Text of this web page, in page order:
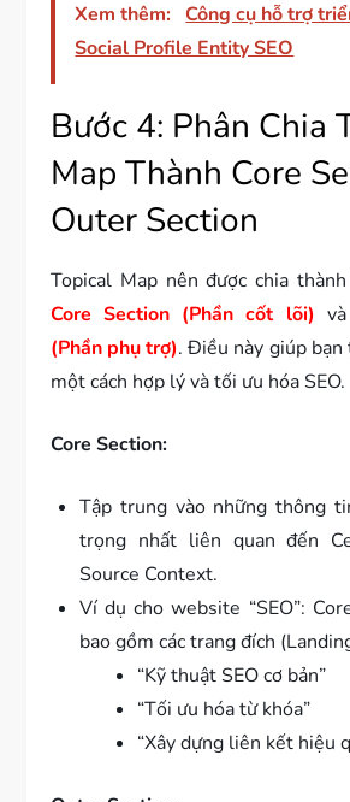
Xem thêm: Công cụ hỗ trợ
Social Profile Entity SEO
Bước 4: Phân Chia
Map Thành Core
Outer Section
Topical Map nên được chia
Core Section (Phần cốt lõi) và
(Phần phụ trợ). Điều này giúp bạn
một cách hợp lý và tối ưu hóa SEO.
Core Section:
Tập trung vào những thông
trọng nhất liên quan đến
Source Context.
Ví dụ cho website “SEO”:
bao gồm các trang đích
“Kỹ thuật SEO cơ bản”
“Tối ưu hóa từ khóa”
“Xây dựng liên kết hiệu